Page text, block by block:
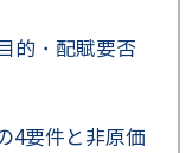
的・配賦要否
4要件と非原価